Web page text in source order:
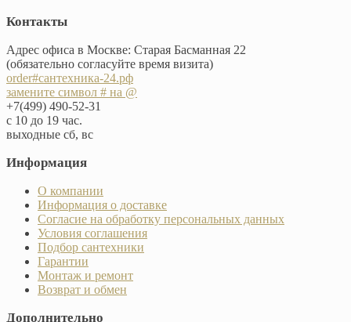
Контакты
Адрес офиса в Москве: Старая Басманная 22
(обязательно согласуйте время визита)
order#сантехника-24.рф
замените символ # на @
+7(499) 490-52-31
с 10 до 19 час.
выходные сб, вс
Информация
О компании
Информация о доставке
Согласие на обработку персональных данных
Условия соглашения
Подбор сантехники
Гарантии
Монтаж и ремонт
Возврат и обмен
Дополнительно